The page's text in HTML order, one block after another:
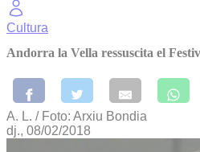
Cultura
Andorra la Vella ressuscita el
A. L. / Foto: Arxiu Bondia
dj., 08/02/2018